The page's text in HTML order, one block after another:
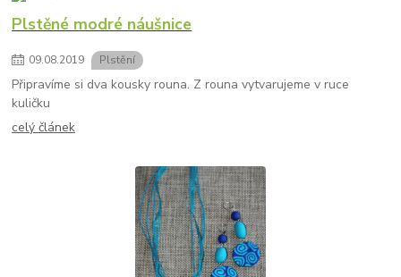
Plstěné modré náušnice
09.08.2019 Plstění
Připravíme si dva kousky rouna. Z rouna vytvarujeme v ruce
kuličku
celý článek